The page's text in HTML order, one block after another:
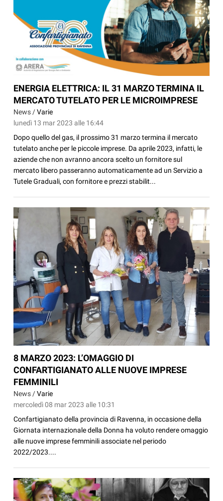
ENERGIA ELETTRICA: IL 31 MARZO TERMINA IL
MERCATO TUTELATO PER LE MICROIMPRESE
News /Varie
lunedì 13 mar 2023 alle 16:44
Dopo quello del gas, il prossimo 31 marzo termina il mercato
tutelato anche per le piccole imprese. Da aprile 2023, infatti, le
aziende che non avranno ancora scelto un fornitore sul
mercato libero passeranno automaticamente ad un Servizio a
Tutele Graduali, con fornitore e prezzi stabilit...
8 MARZO 2023: L’OMAGGIO DI
CONFARTIGIANATO ALLE NUOVE IMPRESE
FEMMINILI
News /Varie
mercoledì 08 mar 2023 alle 10:31
Confartigianato della provincia di Ravenna, in occasione della
Giornata internazionale della Donna ha voluto rendere omaggio
alle nuove imprese femminili associate nel periodo
2022/2023....